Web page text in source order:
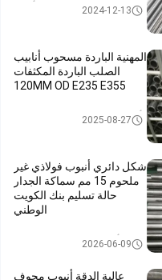
2024-12-13
المهنية الباردة مسحوب أنابيب
الصلب الباردة المكثفات
120MM OD E235 E355
أنبوب cold-drawn ملحوم فولاذيّ2025-08-27
شكل دائري أنبوب فولاذي غير
ملحوم 15 مم سماكة الجدار
حالة تسليم بنك الكويت
الوطني
أنابيب الصلب غير الملحومة
2026-06-09
عالية الدقة أنبوب مجوف